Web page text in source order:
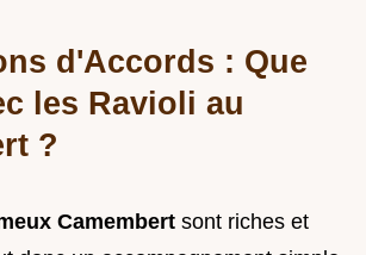
d'Accords : Que
les Ravioli au
?
Camembert sont riches et